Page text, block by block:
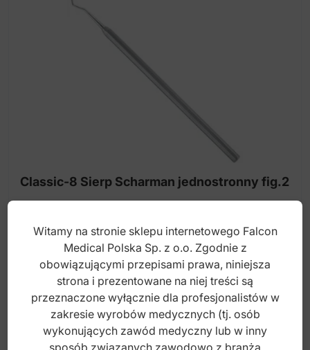
Classic-8 Sierp Scharman jednostronny fig.2
Index: DP.924.027
35,00zł
brutto
Witamy na stronie sklepu internetowego Falcon
Medical Polska Sp. z o.o. Zgodnie z
obowiązującymi przepisami prawa, niniejsza
strona i prezentowane na niej treści są
przeznaczone wyłącznie dla profesjonalistów w
zakresie wyrobów medycznych (tj. osób
wykonujących zawód medyczny lub w inny
sposób związanych zawodowo z branżą